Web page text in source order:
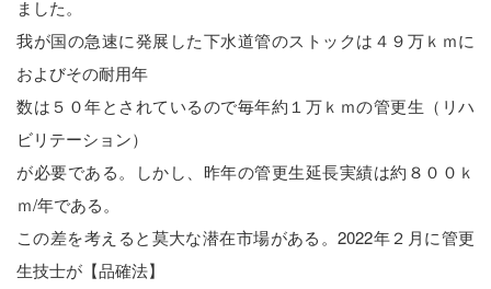
ー
工
ました。
我が国の急速に発展した下水道管のストックは４９万ｋｍに
およびその耐用年
数は５０年とされているので毎年約１万ｋｍの管更生（リハ
ビリテーション）
が必要である。しかし、昨年の管更生延⾧実績は約８００ｋ
ｍ/年である。
この差を考えると莫大な潜在市場がある。2022年２月に管更
生技士が【品確法】